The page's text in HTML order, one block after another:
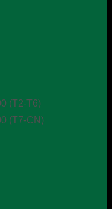
(T2-T6)
(T7-CN)